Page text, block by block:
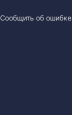
Сообщить об ошибке